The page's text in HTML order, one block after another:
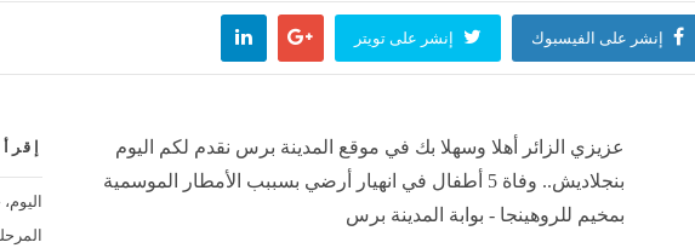
إنشر على الفيسبوك إنشر على تويتر
عزيزي الزائر أهلا وسهلا بك في موقع المدينة برس نقدم لكم اليوم
بنجلاديش.. وفاة 5 أطفال في انهيار أرضي بسببب الأمطار الموسمية
بمخيم للروهينجا - بوابة المدينة برس